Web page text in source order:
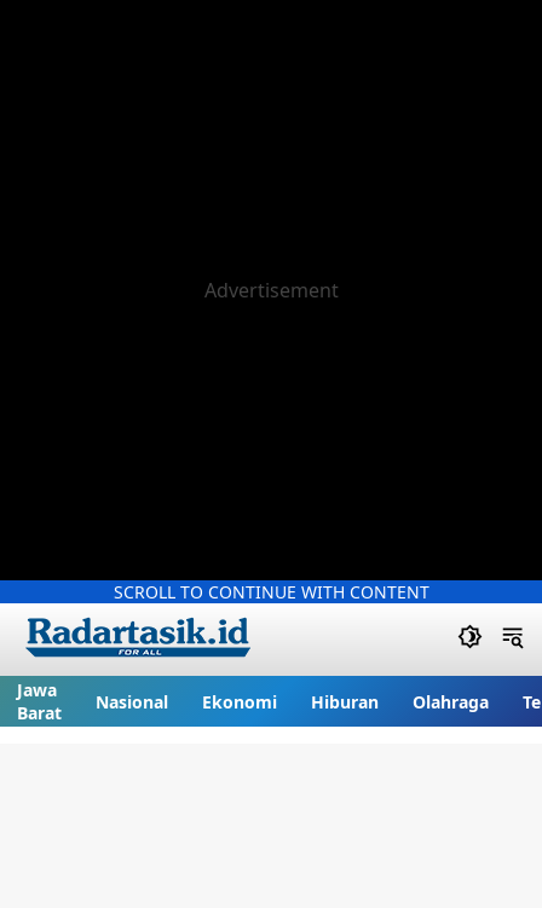
SCROLL TO CONTINUE WITH CONTENT
Jawa
Barat
Nasional Ekonomi Hiburan Olahraga